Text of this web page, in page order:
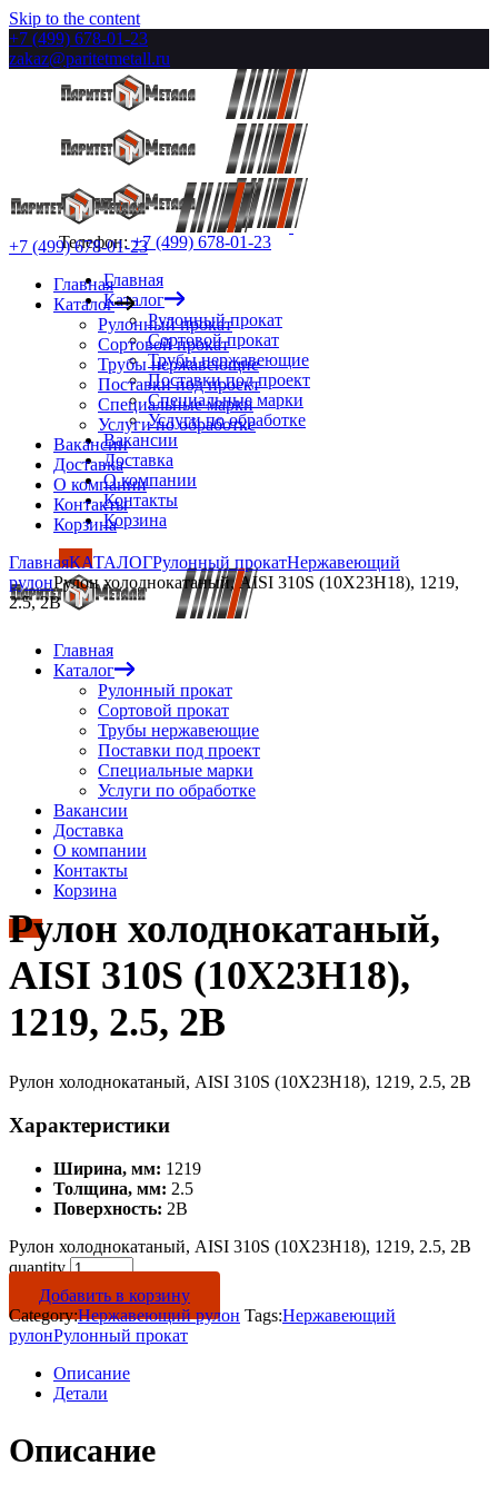
Skip to the content
+7 (499) 678-01-23
zakaz@paritetmetall.ru
Телефон:+7 (499) 678-01-23
Главная
Каталог
Рулонный прокат
Сортовой прокат
Трубы нержавеющие
Поставки под проект
Специальные марки
Услуги по обработке
Вакансии
Доставка
О компании
Контакты
Корзина
Главная
Каталог
Рулонный прокат
Сортовой прокат
Трубы нержавеющие
Поставки под проект
Специальные марки
Услуги по обработке
Вакансии
Доставка
О компании
Контакты
Корзина
+7 (499) 678-01-23
Главная
Каталог
Рулонный прокат
Сортовой прокат
Трубы нержавеющие
Поставки под проект
Специальные марки
Услуги по обработке
Вакансии
Доставка
О компании
Контакты
Корзина
ГлавнаяКАТАЛОГРулонный прокатНержавеющий
рулонРулон холоднокатаный, AISI 310S (10Х23Н18), 1219,
2.5, 2B
Рулон холоднокатаный,
AISI 310S (10Х23Н18),
1219, 2.5, 2B
Рулон холоднокатаный, AISI 310S (10Х23Н18), 1219, 2.5, 2B
Характеристики
Ширина, мм: 1219
Толщина, мм: 2.5
Поверхность: 2B
Рулон холоднокатаный, AISI 310S (10Х23Н18), 1219, 2.5, 2B
quantity
Добавить в корзину
Category:Нержавеющий рулон Tags:Нержавеющий
рулонРулонный прокат
Описание
Детали
Описание